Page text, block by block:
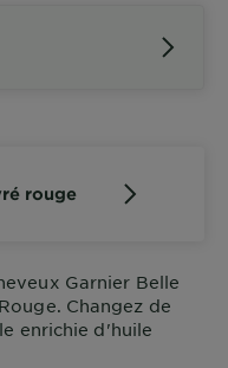
rouge
Garnier Belle
Changez de
enrichie d'huile